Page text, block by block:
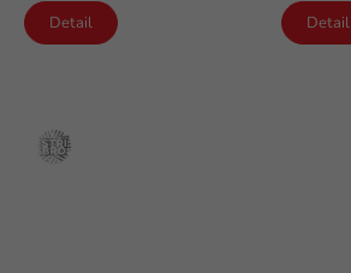
Detail Detail
Stříbro